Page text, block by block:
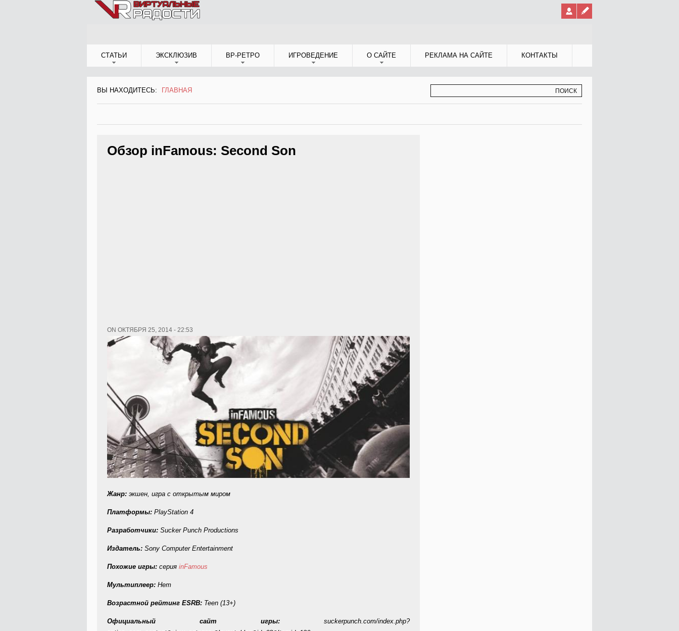
СТАТЬИ ЭКСКЛЮЗИВ ВР-РЕТРО ИГРОВЕДЕНИЕ О САЙТЕ РЕКЛАМА НА САЙТЕ КОНТАКТЫ
ВЫ НАХОДИТЕСЬ:
ВЫ НАХОДИТЕСЬ
ГЛАВНАЯ
Обзор inFamous: Second Son
ON ОКТЯБРЯ 25, 2014 - 22:53
Жанр: экшен, игра с открытым миром
Платформы: PlayStation 4
Разработчики: Sucker Punch Productions
Издатель: Sony Computer Entertainment
Похожие игры: серия inFamous
Мультиплеер: Нет
Возрастной рейтинг ESRB: Teen (13+)
Официальный сайт игры:suckerpunch.com/index.php?